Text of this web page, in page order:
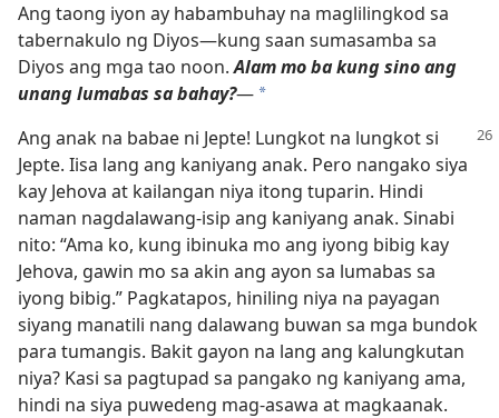
Ang taong iyon ay habambuhay na maglilingkod sa
tabernakulo ng Diyos​—kung saan sumasamba sa
Diyos ang mga tao noon.Alam mo ba kung sino ang
unang lumabas sa bahay?​— *
Ang anak na babae ni Jepte! Lungkot na lungkot si
Jepte. Iisa lang ang kaniyang anak. Pero nangako siya
kay Jehova at kailangan niya itong tuparin. Hindi
naman nagdalawang-isip ang kaniyang anak. Sinabi
nito: “Ama ko, kung ibinuka mo ang iyong bibig kay
Jehova, gawin mo sa akin ang ayon sa lumabas sa
iyong bibig.” Pagkatapos, hiniling niya na payagan
siyang manatili nang dalawang buwan sa mga bundok
para tumangis. Bakit gayon na lang ang kalungkutan
niya? Kasi sa pagtupad sa pangako ng kaniyang ama,
hindi na siya puwedeng mag-asawa at magkaanak.